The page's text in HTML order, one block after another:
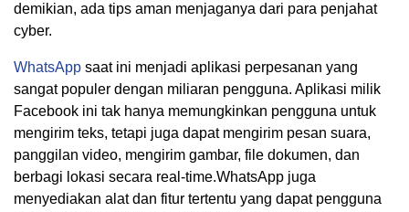
demikian, ada tips aman menjaganya dari para penjahat
cyber.
WhatsApp saat ini menjadi aplikasi perpesanan yang
sangat populer dengan miliaran pengguna. Aplikasi milik
Facebook ini tak hanya memungkinkan pengguna untuk
mengirim teks, tetapi juga dapat mengirim pesan suara,
panggilan video, mengirim gambar, file dokumen, dan
berbagi lokasi secara real-time.WhatsApp juga
menyediakan alat dan fitur tertentu yang dapat pengguna